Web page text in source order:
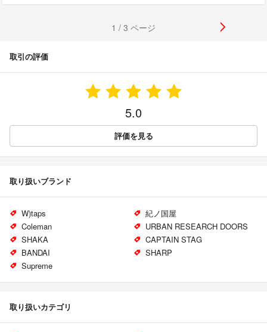
1 / 3 ページ
取引の評価
5.0
評価を見る
取り扱いブランド
W)taps
紀ノ国屋
Coleman
URBAN RESEARCH DOORS
SHAKA
CAPTAIN STAG
BANDAI
SHARP
Supreme
取り扱いカテゴリ